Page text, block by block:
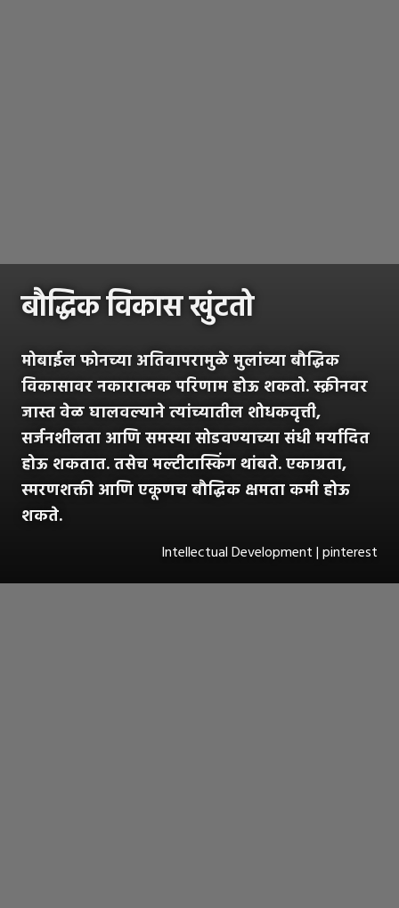
बौद्धिक विकास खुंटतो
मोबाईल फोनच्या अतिवापरामुळे मुलांच्या बौद्धिक
विकासावर नकारात्मक परिणाम होऊ शकतो. स्क्रीनवर
जास्त वेळ घालवल्याने त्यांच्यातील शोधकवृत्ती,
सर्जनशीलता आणि समस्या सोडवण्याच्या संधी मर्यादित
होऊ शकतात. तसेच मल्टीटास्किंग थांबते. एकाग्रता,
स्मरणशक्ती आणि एकूणच बौद्धिक क्षमता कमी होऊ
शकते.
Intellectual Development | pinterest